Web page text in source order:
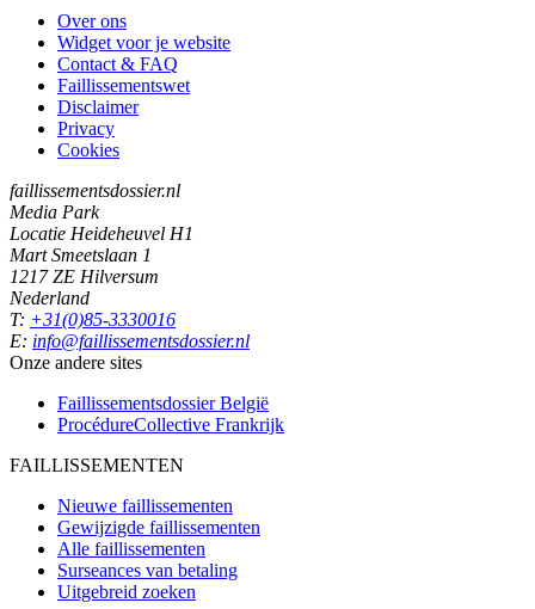
Over ons
Widget voor je website
Contact & FAQ
Faillissementswet
Disclaimer
Privacy
Cookies
faillissementsdossier.nl
Media Park
Locatie Heideheuvel H1
Mart Smeetslaan 1
1217 ZE Hilversum
Nederland
T: +31(0)85-3330016
E: info@faillissementsdossier.nl
Onze andere sites
Faillissementsdossier België
ProcédureCollective Frankrijk
FAILLISSEMENTEN
Nieuwe faillissementen
Gewijzigde faillissementen
Alle faillissementen
Surseances van betaling
Uitgebreid zoeken